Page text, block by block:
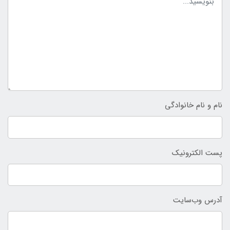
نام و نام خانوادگی
پست الکترونیک
آدرس وب‌سایت